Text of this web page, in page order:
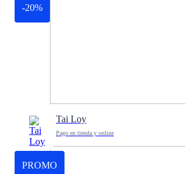
-20%
Tai Loy
Pago en tienda y online
PROMO